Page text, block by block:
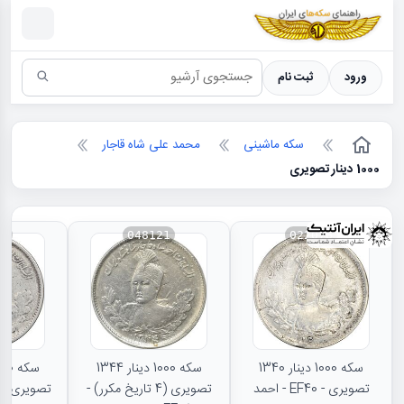
سکه ها ؛ راهنمای سکه شناسی
ورود ثبت نام
سکه ماشینی
محمد علی شاه قاجار
1000 دینار تصویری
022076
سکه 1000 دینار 1340
تصویری - EF40 - احمد
048121
سکه 1000 دینار 1344
تصویری (4 تاریخ مکرر) -